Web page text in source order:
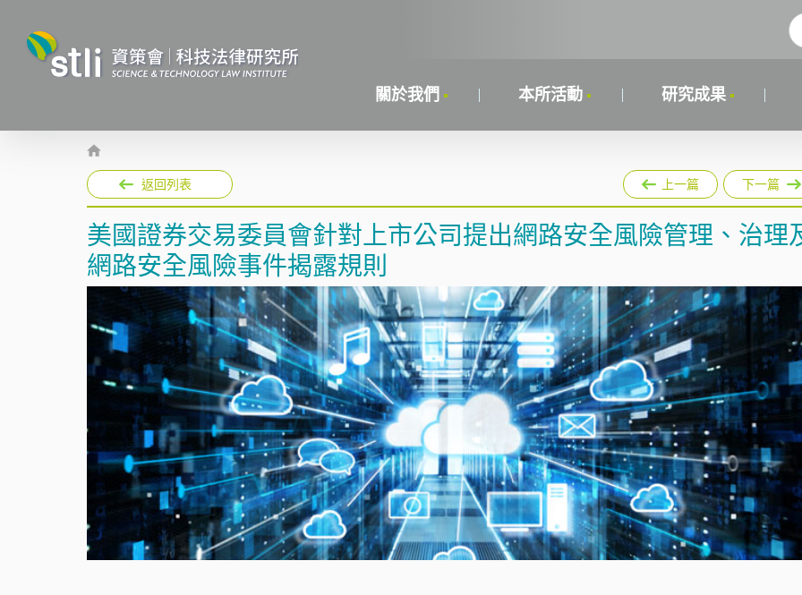
關於我們 本所活動 研究成果
返回列表 上一篇 下一篇
美國證券交易委員會針對上市公司提出網路安全風險管理、治理
網路安全風險事件揭露規則